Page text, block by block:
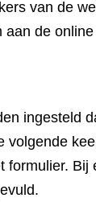
van de
de
ingesteld
volgende
formulier. Bij